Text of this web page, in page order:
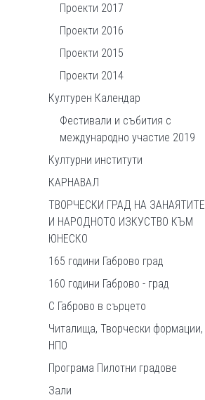
Проекти 2017
Проекти 2016
Проекти 2015
Проекти 2014
Културен Календар
Фестивали и събития с
международно участие 2019
Културни институти
КАРНАВАЛ
ТВОРЧЕСКИ ГРАД НА ЗАНАЯТИТЕ
И НАРОДНОТО ИЗКУСТВО КЪМ
ЮНЕСКО
165 години Габрово град
160 години Габрово - град
С Габрово в сърцето
Читалища, Творчески формации,
НПО
Програма Пилотни градове
Зали